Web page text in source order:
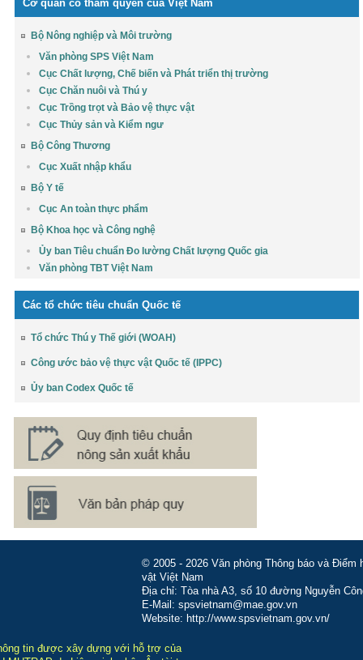
Cơ quan có thẩm quyền của Việt Nam
Bộ Nông nghiệp và Môi trường
Văn phòng SPS Việt Nam
Cục Chất lượng, Chế biến và Phát triển thị trường
Cục Chăn nuôi và Thú y
Cục Trồng trọt và Bảo vệ thực vật
Cục Thủy sản và Kiểm ngư
Bộ Công Thương
Cục Xuất nhập khẩu
Bộ Y tế
Cục An toàn thực phẩm
Bộ Khoa học và Công nghệ
Ủy ban Tiêu chuẩn Đo lường Chất lượng Quốc gia
Văn phòng TBT Việt Nam
Các tổ chức tiêu chuẩn Quốc tế
Tổ chức Thú y Thế giới (WOAH)
Công ước bảo vệ thực vật Quốc tế (IPPC)
Ủy ban Codex Quốc tế
© 2005 - 2026 Văn phòng Thông báo và
vật Việt Nam
Địa chỉ: Tòa nhà A3, số 10 đường Nguyễn
E-Mail: spsvietnam@mae.gov.vn
Website: http://www.spsvietnam.gov.vn/
tin được xây dựng với hỗ trợ của